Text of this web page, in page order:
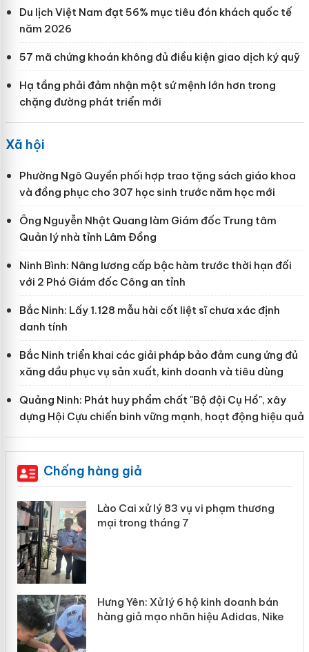
Du lịch Việt Nam đạt 56% mục tiêu đón khách quốc tế
năm 2026
57 mã chứng khoán không đủ điều kiện giao dịch ký quỹ
Hạ tầng phải đảm nhận một sứ mệnh lớn hơn trong
chặng đường phát triển mới
Xã hội
Phường Ngô Quyền phối hợp trao tặng sách giáo khoa
và đồng phục cho 307 học sinh trước năm học mới
Ông Nguyễn Nhật Quang làm Giám đốc Trung tâm
Quản lý nhà tỉnh Lâm Đồng
Ninh Bình: Nâng lương cấp bậc hàm trước thời hạn đối
với 2 Phó Giám đốc Công an tỉnh
Bắc Ninh: Lấy 1.128 mẫu hài cốt liệt sĩ chưa xác định
danh tính
Bắc Ninh triển khai các giải pháp bảo đảm cung ứng đủ
xăng dầu phục vụ sản xuất, kinh doanh và tiêu dùng
Quảng Ninh: Phát huy phẩm chất "Bộ đội Cụ Hồ", xây
dựng Hội Cựu chiến binh vững mạnh, hoạt động hiệu quả
Chống hàng giả
Lào Cai xử lý 83 vụ vi phạm thương
mại trong tháng 7
Hưng Yên: Xử lý 6 hộ kinh doanh bán
hàng giả mạo nhãn hiệu Adidas, Nike